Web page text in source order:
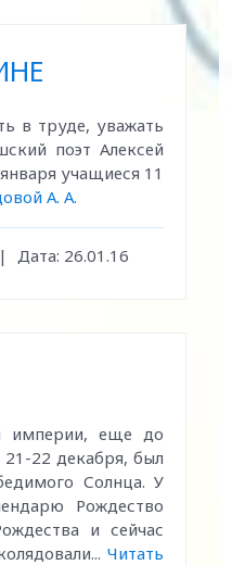
в труде, уважать
поэт Алексей
учащиеся 11
А. А.
| Дата: 26.01.16
империи, еще до
21-22 декабря, был
Солнца. У
Рождество
и сейчас
Читать